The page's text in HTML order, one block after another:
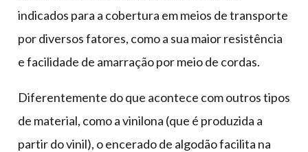
indicados para a cobertura em meios de transporte
por diversos fatores, como a sua maior resistência
e facilidade de amarração por meio de cordas.
Diferentemente do que acontece com outros tipos
de material, como a vinilona (que é produzida a
partir do vinil), o encerado de algodão facilita na